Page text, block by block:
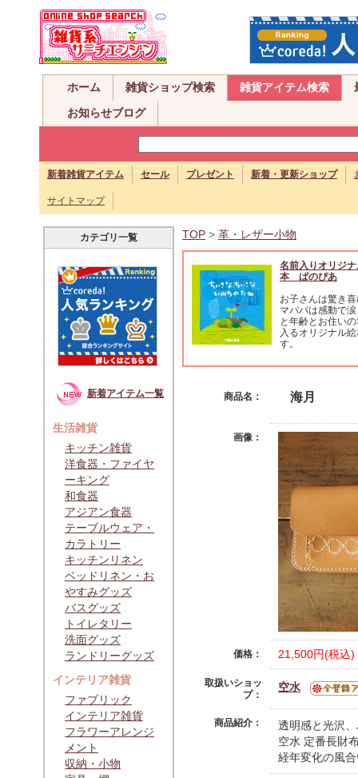
ホーム 雑貨ショップ検索 雑貨アイテム検索
お知らせブログ
新着雑貨アイテム セール プレゼント 新着・更新ショップ
サイトマップ
カテゴリ一覧
新着アイテム一覧
生活雑貨
キッチン雑貨
洋食器・ファイヤ
ーキング
和食器
アジアン食器
テーブルウェア・
カラトリー
キッチンリネン
ベッドリネン・お
やすみグッズ
バスグッズ
トイレタリー
洗面グッズ
ランドリーグッズ
インテリア雑貨
ファブリック
インテリア雑貨
フラワーアレンジ
メント
収納・小物
TOP > 革・レザー小物
名前入りオリジ
本 ぱのぴあ
お子さんは驚き
マパパは感動で
と年齢とお住い
入るオリジナル
す。
商品名： 海月
画像：
価格： 21,500円(税込)
取扱いショッ
プ：
空水
商品紹介：
透明感と光沢
空水 定番長財
経年変化の風